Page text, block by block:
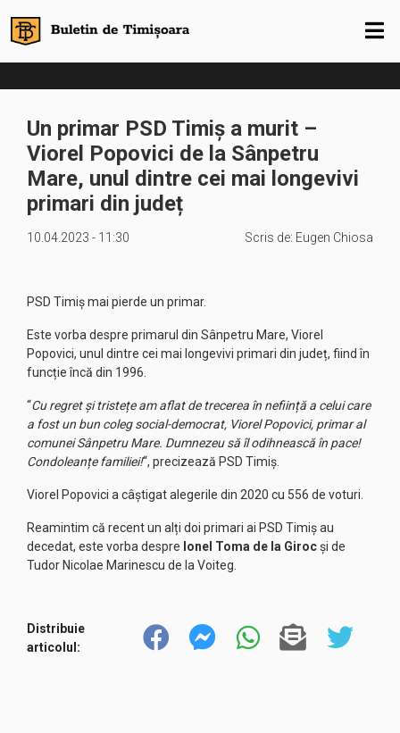
Un primar PSD Timiș a murit –
Viorel Popovici de la Sânpetru
Mare, unul dintre cei mai longevivi
primari din județ
10.04.2023 - 11:30 Scris de: Eugen Chiosa
PSD Timiș mai pierde un primar.
Este vorba despre primarul din Sânpetru Mare, Viorel
Popovici, unul dintre cei mai longevivi primari din județ, fiind în
funcție încă din 1996.
“Cu regret și tristețe am aflat de trecerea în neființă a celui care
a fost un bun coleg social-democrat, Viorel Popovici, primar al
comunei Sânpetru Mare. Dumnezeu să îl odihnească în pace!
Condoleanțe familiei!“, precizează PSD Timiș.
Viorel Popovici a câștigat alegerile din 2020 cu 556 de voturi.
Reamintim că recent un alți doi primari ai PSD Timiș au
decedat, este vorba despre Ionel Toma de la Girocși de
Tudor Nicolae Marinescu de la Voiteg.
Distribuie
articolul: